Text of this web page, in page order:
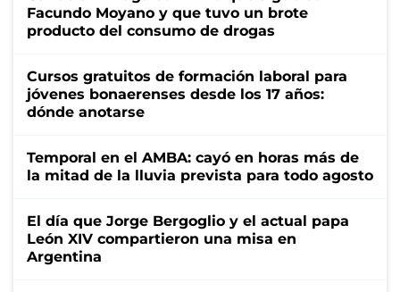
Facundo Moyano y que tuvo un brote
producto del consumo de drogas
Cursos gratuitos de formación laboral para
jóvenes bonaerenses desde los 17 años:
dónde anotarse
Temporal en el AMBA: cayó en horas más de
la mitad de la lluvia prevista para todo agosto
El día que Jorge Bergoglio y el actual papa
León XIV compartieron una misa en
Argentina